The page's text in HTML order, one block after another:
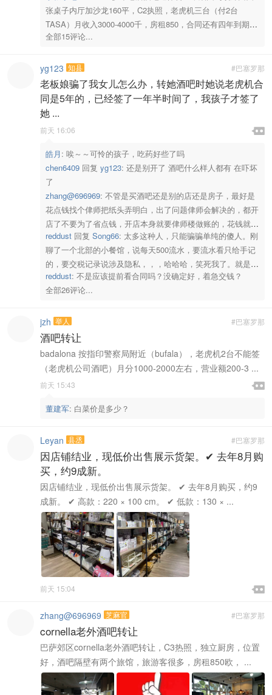
张桌子内厅加沙龙160平，C2执照，老虎机三台（付2台
TASA）月收入3000-4000千，房租850，合同还有四年到期，
平时营业额300+周末节日500-700因身体原因退休转让，价格
全部15评论...
#巴塞罗那
yg123 知县
老板娘骗了我女儿怎么办，转她酒吧时她说老虎机合
同是5年的，已经签了一年半时间了，我孩子才签了
她 ...

前天 16:06 
皓月 : 唉～～可怜的孩子，吃药好些了吗
chen6409 回复 yg123: 还是别开了 酒吧什么样人都有 在吓坏
了
zhang@696969: 不管是买酒吧还是别的店还是房子，最好是
花点钱找个侓师把纸头弄明白，出了问题侓师会解决的，都开
店了不要为了省点钱，开店本身就要侓师楼做账的，花钱就能
弄明白了
reddust 回复 Song66: 太多这种人，只能骗骗单纯的傻人。刚
聊了一个北部的小餐馆，说每天500流水，要流水看只给手记
的，要交税记录说涉及隐私，，，哈哈哈，笑死我了。就是等
着坑傻子的。
reddust: 不是应该提前看合同吗？没确定好，着急交钱？
全部26评论...
#巴塞罗那
jzh 举人
酒吧转让
badalona 按指印警察局附近（bufala），老虎机2台不能签
（老虎机公司酒吧）月分1000-2000左右，营业额200-3 ...

前天 15:43 
董建军: 白菜价是多少？
#巴塞罗那
Leyan 县丞
因店铺结业，现低价出售展示货架。✔ 去年8月购
买，约9成新。
因店铺结业，现低价出售展示货架。 ✔ 去年8月购买，约9
成新。 ✔ 高款：220 × 100 cm。 ✔ 低款：130 × ...

前天 15:04 
#巴塞罗那
zhang@696969 芝麻官
cornella老外酒吧转让
巴萨郊区cornella老外酒吧转让，C3热照，独立厨房，位置
好，酒吧隔壁有两个旅馆，旅游客很多，房租850欧， ...